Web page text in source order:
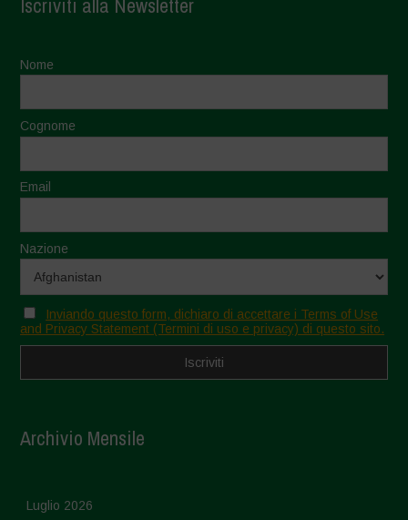
Nome
Cognome
Email
Nazione
Inviando questo form, dichiaro di accettare i Terms of Use
and Privacy Statement (Termini di uso e privacy) di questo sito.
Archivio Mensile
Luglio 2026